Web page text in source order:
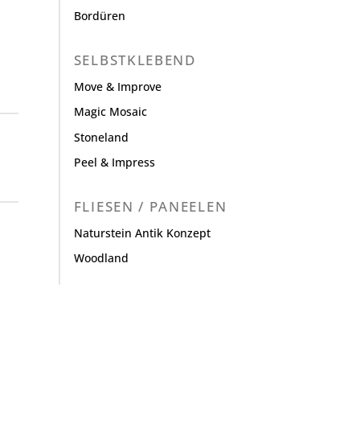
Bordüren
SELBSTKLEBEND
Move & Improve
Magic Mosaic
Stoneland
Peel & Impress
FLIESEN / PANEELEN
Naturstein Antik Konzept
Woodland